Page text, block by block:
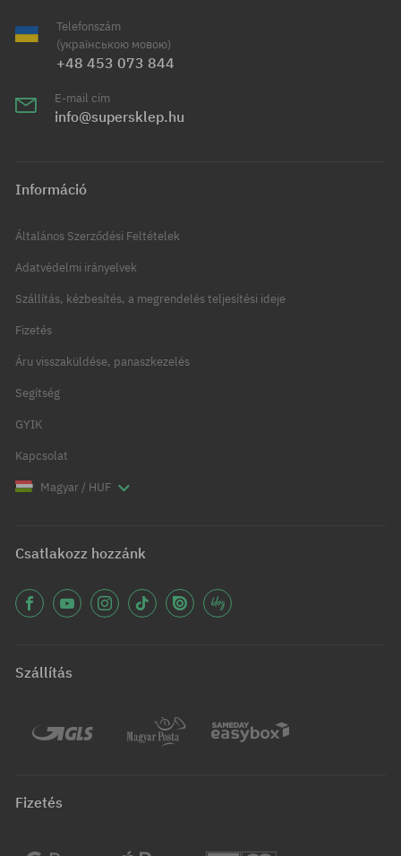
Telefonszám
(українською мовою)
+48 453 073 844
E-mail cím
info@supersklep.hu
Információ
Általános Szerződési Feltételek
Adatvédelmi irányelvek
Szállítás, kézbesítés, a megrendelés teljesítési ideje
Fizetés
Áru visszaküldése, panaszkezelés
Segítség
GYIK
Kapcsolat
Magyar / HUF
Csatlakozz hozzánk
Szállítás
Fizetés